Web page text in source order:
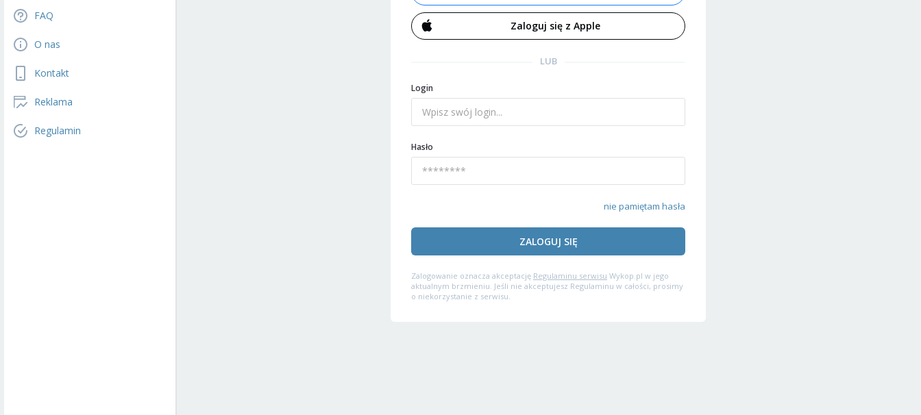
FAQ
O nas
Kontakt
Reklama
Regulamin
Zaloguj się z Apple
LUB
Login
Hasło
nie pamiętam hasła
ZALOGUJ SIĘ
Zalogowanie oznacza akceptację Regulaminu serwisu Wykop.pl w jego
aktualnym brzmieniu. Jeśli nie akceptujesz Regulaminu w całości, prosimy
o niekorzystanie z serwisu.